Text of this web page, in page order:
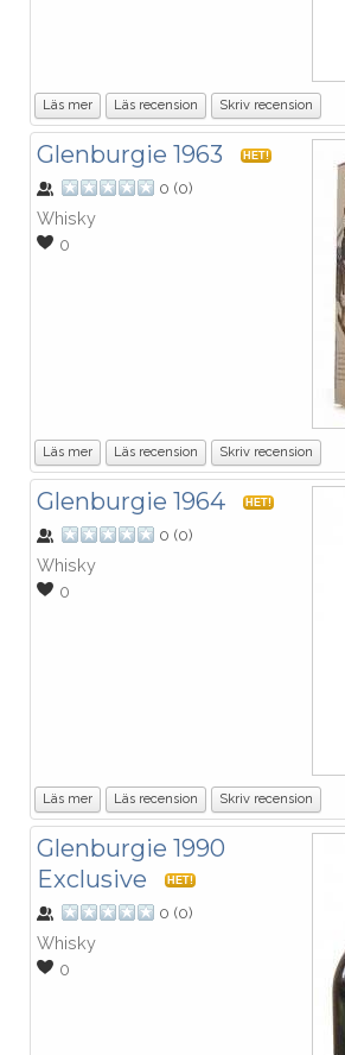
Läs mer Läs recension Skriv recension
Glenburgie 1963 HET!
0 (0)
Whisky
0
Läs mer Läs recension Skriv recension
Glenburgie 1964 HET!
0 (0)
Whisky
0
Läs mer Läs recension Skriv recension
Glenburgie 1990
Exclusive
HET!
0 (0)
Whisky
0